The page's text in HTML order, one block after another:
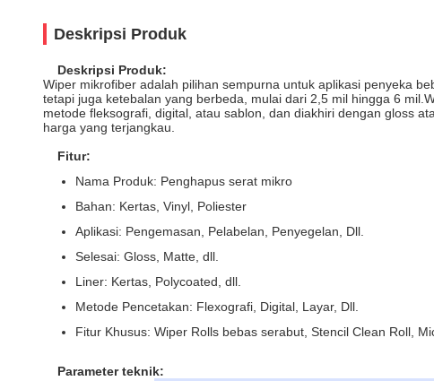
Deskripsi Produk
Deskripsi Produk:
Wiper mikrofiber adalah pilihan sempurna untuk aplikasi penyeka
tetapi juga ketebalan yang berbeda, mulai dari 2,5 mil hingga 6
metode fleksografi, digital, atau sablon, dan diakhiri dengan gloss
harga yang terjangkau.
Fitur:
Nama Produk: Penghapus serat mikro
Bahan: Kertas, Vinyl, Poliester
Aplikasi: Pengemasan, Pelabelan, Penyegelan, Dll.
Selesai: Gloss, Matte, dll.
Liner: Kertas, Polycoated, dll.
Metode Pencetakan: Flexografi, Digital, Layar, Dll.
Fitur Khusus: Wiper Rolls bebas serabut, Stencil Clean Roll,
Parameter teknik: